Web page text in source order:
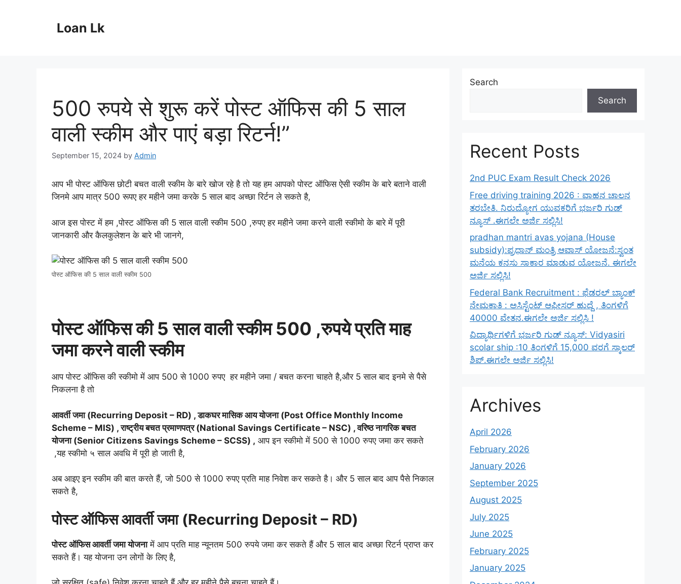
Loan Lk
500 रुपये से शुरू करें पोस्ट ऑफिस की 5 साल
वाली स्कीम और पाएं बड़ा रिटर्न!”
September 15, 2024 by Admin
आप भी पोस्ट ऑफिस छोटी बचत वाली स्कीम के बारे खोज रहे है तो यह हम आपको पोस्ट ऑफिस ऐसी स्कीम के बारे बताने वाली
जिनमे आप मात्र 500 रूपए हर महीने जमा करके 5 साल बाद अच्छा रिर्टन ले सकते है,
आज इस पोस्ट में हम ,पोस्ट ऑफिस की 5 साल वाली स्कीम 500 ,रुपए हर महीने जमा करने वाली स्कीमो के बारे में पूरी
जानकारी और कैलकुलेशन के बारे भी जानगे,
पोस्ट ऑफिस की 5 साल वाली स्कीम 500
पोस्ट ऑफिस की 5 साल वाली स्कीम 500 ,रुपये प्रति माह
जमा करने वाली स्कीम
आप पोस्ट ऑफिस की स्कीमो में आप 500 से 1000 रुपए हर महीने जमा / बचत करना चाहते है,और 5 साल बाद इनमे से पैसे
निकलना है तो
आवर्ती जमा (Recurring Deposit – RD) , डाकघर मासिक आय योजना (Post Office Monthly Income
Scheme – MIS) , राष्ट्रीय बचत प्रमाणपत्र (National Savings Certificate – NSC) , वरिष्ठ नागरिक बचत
योजना (Senior Citizens Savings Scheme – SCSS) , आप इन स्कीमो में 500 से 1000 रुपए जमा कर सकते
,यह स्कीमो ५ साल अवधि में पूरी हो जाती है,
अब आइए इन स्कीम की बात करते हैं, जो 500 से 1000 रुपए प्रति माह निवेश कर सकते है। और 5 साल बाद आप पैसे निकाल
सकते है,
पोस्ट ऑफिस आवर्ती जमा (Recurring Deposit – RD)
पोस्ट ऑफिस आवर्ती जमा योजनामें आप प्रति माह न्यूनतम 500 रुपये जमा कर सकते हैं और 5 साल बाद अच्छा रिटर्न प्राप्त कर
सकते हैं। यह योजना उन लोगों के लिए है,
Search
Search
Recent Posts
2nd PUC Exam Result Check 2026
Free driving training 2026 : ವಾಹನ ಚಾಲನ
ತರಬೇತಿ. ನಿರುದ್ಯೋಗ ಯುವಕರಿಗೆ ಭರ್ಜರಿ ಗುಡ್
ನ್ಯೂಸ್ .ಈಗಲೇ ಅರ್ಜಿ ಸಲ್ಲಿಸಿ!
pradhan mantri avas yojana (House
subsidy):ಪ್ರಧಾನ್ ಮಂತ್ರಿ ಆವಾಸ್ ಯೋಜನೆ:ಸ್ವಂತ
ಮನೆಯ ಕನಸು ಸಾಕಾರ ಮಾಡುವ ಯೋಜನೆ. ಈಗಲೇ
ಅರ್ಜಿ ಸಲ್ಲಿಸಿ!
Federal Bank Recruitment : ಫೆಡರಲ್ ಬ್ಯಾಂಕ್
ನೇಮಕಾತಿ : ಅಸಿಸ್ಟೆಂಟ್ ಆಫೀಸರ್ ಹುದ್ದೆ , ತಿಂಗಳಿಗೆ
40000 ವೇತನ.ಈಗಲೇ ಅರ್ಜಿ ಸಲ್ಲಿಸಿ !
ವಿದ್ಯಾರ್ಥಿಗಳಿಗೆ ಭರ್ಜರಿ ಗುಡ್ ನ್ಯೂಸ್: Vidyasiri
scolar ship :10 ತಿಂಗಳಿಗೆ 15,000 ವರಗೆ ಸ್ಕಾಲರ್
ಶಿಪ್.ಈಗಲೇ ಅರ್ಜಿ ಸಲ್ಲಿಸಿ!
Archives
April 2026
February 2026
January 2026
September 2025
August 2025
July 2025
June 2025
February 2025
January 2025